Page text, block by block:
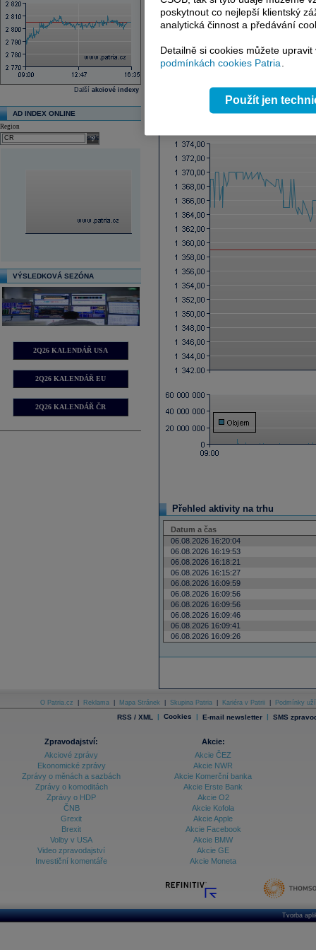
Další akciové indexy
AD INDEX ONLINE
Region
select
VÝSLEDKOVÁ SEZÓNA
2Q26 KALENDÁŘ USA
2Q26 KALENDÁŘ EU
2Q26 KALENDÁŘ ČR
Ex-dividenda den
Průměrná cílová cena
Reklama
Přehled aktivity na trhu
Datum a čas
06.08.2026 16:20:04
06.08.2026 16:19:53
06.08.2026 16:18:21
06.08.2026 16:15:27
06.08.2026 16:09:59
06.08.2026 16:09:56
06.08.2026 16:09:56
06.08.2026 16:09:46
06.08.2026 16:09:41
06.08.2026 16:09:26
O Patria.cz Reklama Mapa Stránek Skupina Patria Kariéra v Patrii Podmínky
RSS / XML | Cookies | E-mail newsletter | SMS
Zpravodajství:
Akciové zprávy
Ekonomické zprávy
Zprávy o měnách a sazbách
Zprávy o komoditách
Zprávy o HDP
ČNB
Grexit
Brexit
Volby v USA
Video zpravodajství
Investiční komentáře
Akcie:
Akcie ČEZ
Akcie NWR
Akcie Komerční banka
Akcie Erste Bank
Akcie O2
Akcie Kofola
Akcie Apple
Akcie Facebook
Akcie BMW
Akcie GE
Akcie Moneta
Tvorba
poskytnout co nejlepší klientský
analytická činnost a předávání
Detailně si cookies můžete
podmínkách cookies Patria.
Použít jen